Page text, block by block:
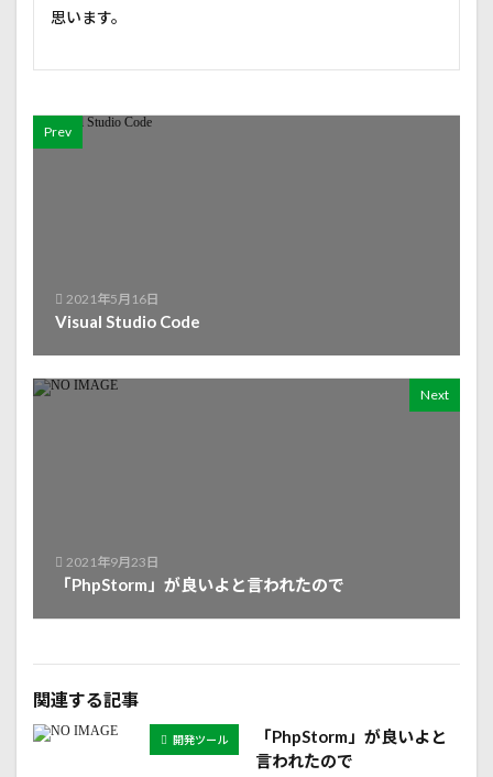
思います。
Prev
2021年5月16日
Visual Studio Code
Next
2021年9月23日
「PhpStorm」が良いよと言われたので
関連する記事
開発ツール
「PhpStorm」が良いよと
言われたので